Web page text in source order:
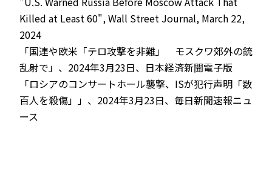
Killed at Least 60", Wall Street Journal, March 22,
2024
「国連や欧米「テロ攻撃を非難」 モスクワ郊外の銃
乱射で」、2024年3月23日、日本経済新聞電子版
「ロシアのコンサートホール襲撃、ISが犯行声明「数
百人を殺傷」」、2024年3月23日、毎日新聞速報ニュ
ース